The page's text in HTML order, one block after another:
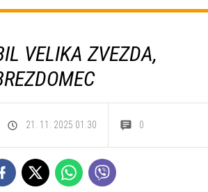
VELIKA ZVEZDA,
21. 11. 2025 01.30 0